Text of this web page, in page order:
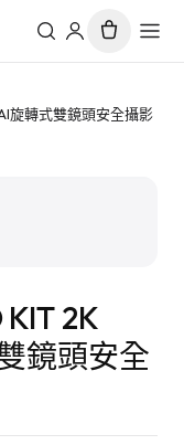
旋轉式雙鏡頭安全攝影
2K
鏡頭安全